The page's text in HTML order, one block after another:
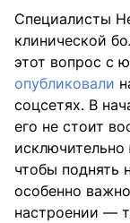
Специалисты
клинической
этот вопрос с
опубликовали
соцсетях. В
его не стоит
чтобы поднять
особенно
настроении —